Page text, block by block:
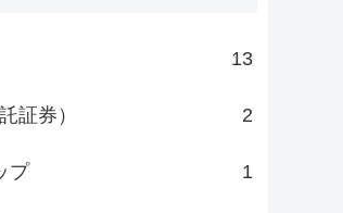
13
証券） 2
プ 1